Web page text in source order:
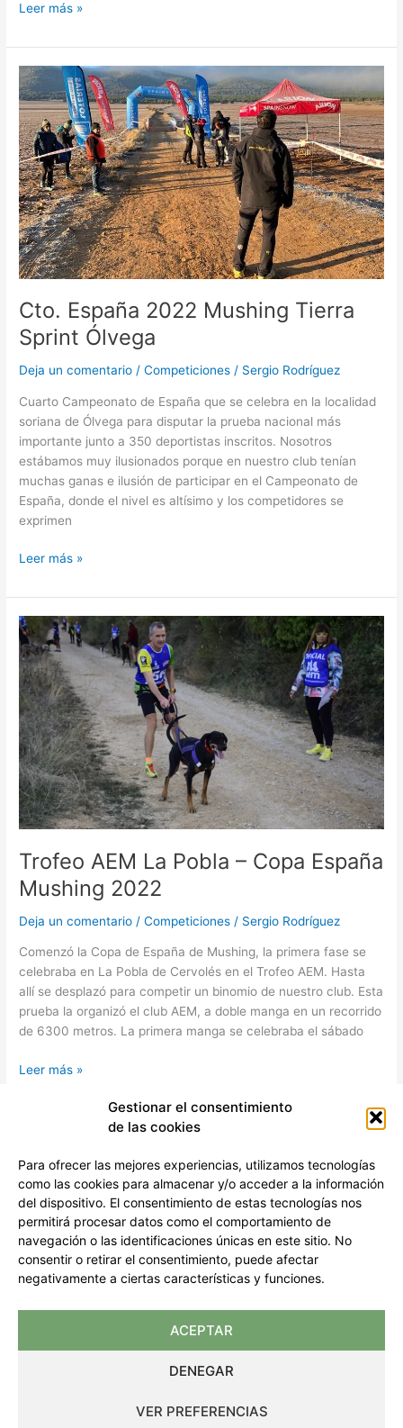
Gestionar el consentimiento
de las cookies
Para ofrecer las mejores experiencias, utilizamos tecnologías
como las cookies para almacenar y/o acceder a la información
del dispositivo. El consentimiento de estas tecnologías nos
permitirá procesar datos como el comportamiento de
navegación o las identificaciones únicas en este sitio. No
consentir o retirar el consentimiento, puede afectar
negativamente a ciertas características y funciones.
ACEPTAR
DENEGAR
VER PREFERENCIAS
Leer más »
Cto. España 2022 Mushing Tierra
Sprint Ólvega
Deja un comentario /Competiciones / Sergio Rodríguez
Cuarto Campeonato de España que se celebra en la localidad
soriana de Ólvega para disputar la prueba nacional más
importante junto a 350 deportistas inscritos. Nosotros
estábamos muy ilusionados porque en nuestro club tenían
muchas ganas e ilusión de participar en el Campeonato de
España, donde el nivel es altísimo y los competidores se
exprimen
Cto.
España
2022
Mushing
Tierra
Sprint
Ólvega
Leer más »
Trofeo AEM La Pobla – Copa España
Mushing 2022
Deja un comentario /Competiciones / Sergio Rodríguez
Comenzó la Copa de España de Mushing, la primera fase se
celebraba en La Pobla de Cervolés en el Trofeo AEM. Hasta
allí se desplazó para competir un binomio de nuestro club. Esta
prueba la organizó el club AEM, a doble manga en un recorrido
de 6300 metros. La primera manga se celebraba el sábado
Trofeo
AEM
La
Pobla
–
Copa
España
Mushing
2022
Leer más »
Privacidad y Cookies (UE)
Términos y condiciones
info@mussukteam.com| +34 676 68 97 71